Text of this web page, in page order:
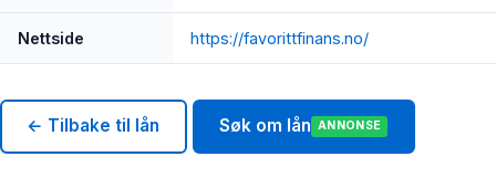
Nettside https://favorittfinans.no/
← Tilbake til lån Søk om lån ANNONSE